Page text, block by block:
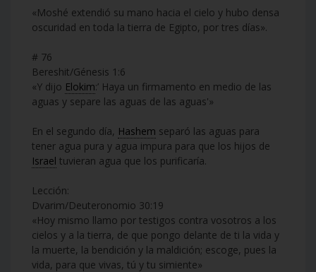
«Moshé extendió su mano hacia el cielo y hubo densa
oscuridad en toda la tierra de Egipto, por tres días».
# 76
Bereshit/Génesis 1:6
«Y dijo Elokim:’ Haya un firmamento en medio de las
aguas y separe las aguas de las aguas'»
En el segundo día, Hashem separó las aguas para
tener agua pura y agua impura para que los hijos de
Israel tuvieran agua que los purificaría.
Lección:
Dvarim/Deuteronomio 30:19
«Hoy mismo llamo por testigos contra vosotros a los
cielos y a la tierra, de que pongo delante de ti la vida y
la muerte, la bendición y la maldición; escoge, pues la
vida, para que vivas, tú y tu simiente»